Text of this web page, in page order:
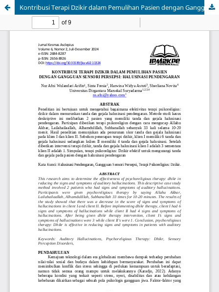
Kontribusi Terapi Dzikir dalam Pemulihan Pasien dengan Gangguan Sensori Persepsi: Halusinasi Pendengaran